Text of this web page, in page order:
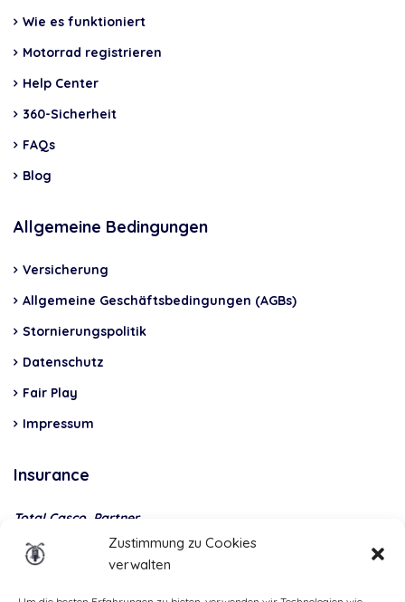
Zustimmung zu Cookies
verwalten
Wie es funktioniert
Motorrad registrieren
Help Center
360-Sicherheit
FAQs
Blog
Allgemeine Bedingungen
Versicherung
Allgemeine Geschäftsbedingungen (AGBs)
Stornierungspolitik
Datenschutz
Fair Play
Impressum
Insurance
Total Casco, Partner